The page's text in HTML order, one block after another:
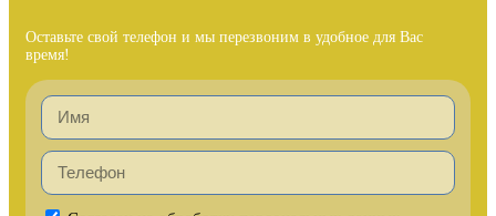
Оставьте свой телефон и мы перезвоним в удобное для Вас
время!